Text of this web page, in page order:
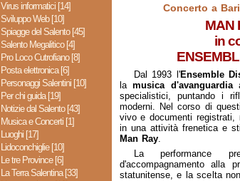
Virus informatici [14]
Sviluppo Web [10]
Spiagge del Salento [45]
Salento Megalitico [4]
Pro Loco Cutrofiano [8]
Posta elettronica [6]
Personaggi Salentini [10]
Per chi guida [19]
Notizie dal Salento [43]
Musica e Concerti [1]
Luoghi [17]
Lidoconchiglie [10]
Le tre Province [6]
La Terra Salentina [33]
Concerto a
MAN
in
Dal 1993 l'Ensemble
la musica d'avanguardia
specialistici, puntando i
moderni. Nel corso di
vivo e documenti registrati,
in una attività frenetica e
Man Ray.
La performance
d'accompagnamento alla
statunitense, e la scelta